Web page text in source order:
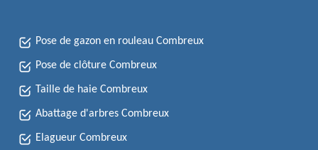
Pose de gazon en rouleau Combreux
Pose de clôture Combreux
Taille de haie Combreux
Abattage d'arbres Combreux
Elagueur Combreux